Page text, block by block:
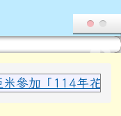
小學全球資
參加「114年花